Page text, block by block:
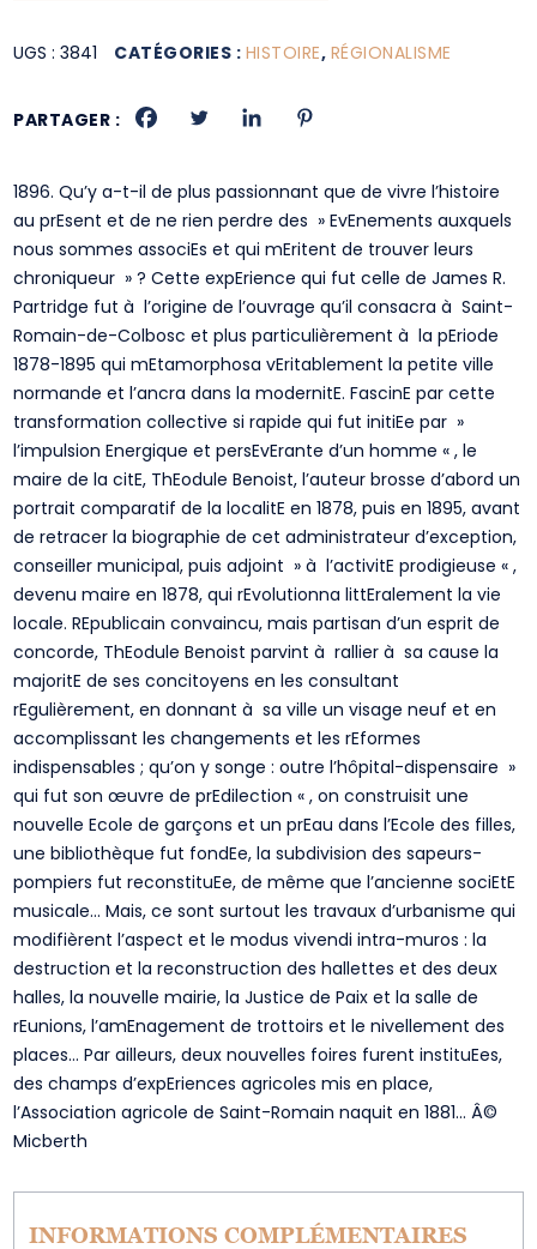
UGS :3841 CATÉGORIES : HISTOIRE, RÉGIONALISME
PARTAGER :
1896. Qu’y a-t-il de plus passionnant que de vivre l’histoire
au prEsent et de ne rien perdre des » EvEnements auxquels
nous sommes associEs et qui mEritent de trouver leurs
chroniqueur » ? Cette expErience qui fut celle de James R.
Partridge fut à l’origine de l’ouvrage qu’il consacra à Saint-
Romain-de-Colbosc et plus particulièrement à la pEriode
1878-1895 qui mEtamorphosa vEritablement la petite ville
normande et l’ancra dans la modernitE. FascinE par cette
transformation collective si rapide qui fut initiEe par »
l’impulsion Energique et persEvErante d’un homme « , le
maire de la citE, ThEodule Benoist, l’auteur brosse d’abord un
portrait comparatif de la localitE en 1878, puis en 1895, avant
de retracer la biographie de cet administrateur d’exception,
conseiller municipal, puis adjoint » à l’activitE prodigieuse « ,
devenu maire en 1878, qui rEvolutionna littEralement la vie
locale. REpublicain convaincu, mais partisan d’un esprit de
concorde, ThEodule Benoist parvint à rallier à sa cause la
majoritE de ses concitoyens en les consultant
rEgulièrement, en donnant à sa ville un visage neuf et en
accomplissant les changements et les rEformes
indispensables ; qu’on y songe : outre l’hôpital-dispensaire »
qui fut son œuvre de prEdilection « , on construisit une
nouvelle Ecole de garçons et un prEau dans l’Ecole des filles,
une bibliothèque fut fondEe, la subdivision des sapeurs-
pompiers fut reconstituEe, de même que l’ancienne sociEtE
musicale… Mais, ce sont surtout les travaux d’urbanisme qui
modifièrent l’aspect et le modus vivendi intra-muros : la
destruction et la reconstruction des hallettes et des deux
halles, la nouvelle mairie, la Justice de Paix et la salle de
rEunions, l’amEnagement de trottoirs et le nivellement des
places… Par ailleurs, deux nouvelles foires furent instituEes,
des champs d’expEriences agricoles mis en place,
l’Association agricole de Saint-Romain naquit en 1881… Â©
Micberth
INFORMATIONS COMPLÉMENTAIRES